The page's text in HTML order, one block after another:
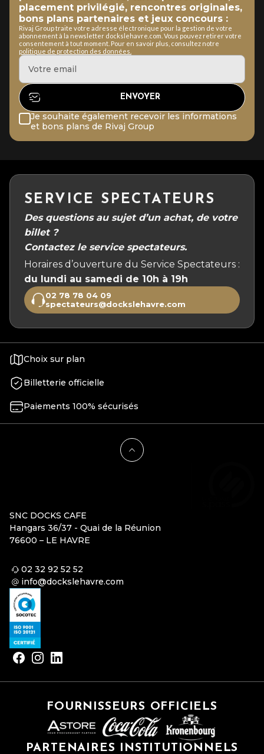
placement privilégié, rencontres originales,
bons plans partenaires et jeux concours :
Rivaj Group traite votre adresse électronique pour la gestion de votre
abonnement à la newsletter dockslehavre.com. Vous pouvez retirer votre
consentement à tout moment. Pour en savoir plus, consultez notre
politique de protection des données.
Je souhaite également recevoir les informations
et bons plans de Rivaj Group
SERVICE SPECTATEURS
Des questions au sujet d’un achat, de votre
billet ?
Contactez le service spectateurs.
Horaires d’ouverture du Service Spectateurs :
du lundi au samedi de 10h à 19h
02 78 78 04 09
spectateurs@dockslehavre.com
Choix sur plan
Billetterie officielle
Paiements 100% sécurisés
SNC DOCKS CAFE
Hangars 36/37 - Quai de la Réunion
76600 – LE HAVRE
02 32 92 52 52
info@dockslehavre.com
FOURNISSEURS OFFICIELS
PARTENAIRES INSTITUTIONNELS